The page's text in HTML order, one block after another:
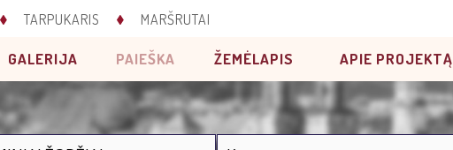
TARPUKARIS MARŠRUTAI
GALERIJA PAIEŠKA ŽEMĖLAPIS APIE PROJEKTĄ